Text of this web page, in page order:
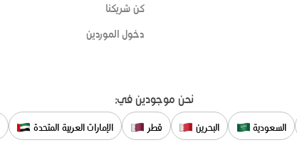
كن شريكنا
دخول الموردين
نحن موجودين في:
السعودية البحرين قطر الإمارات العربية المتحدة